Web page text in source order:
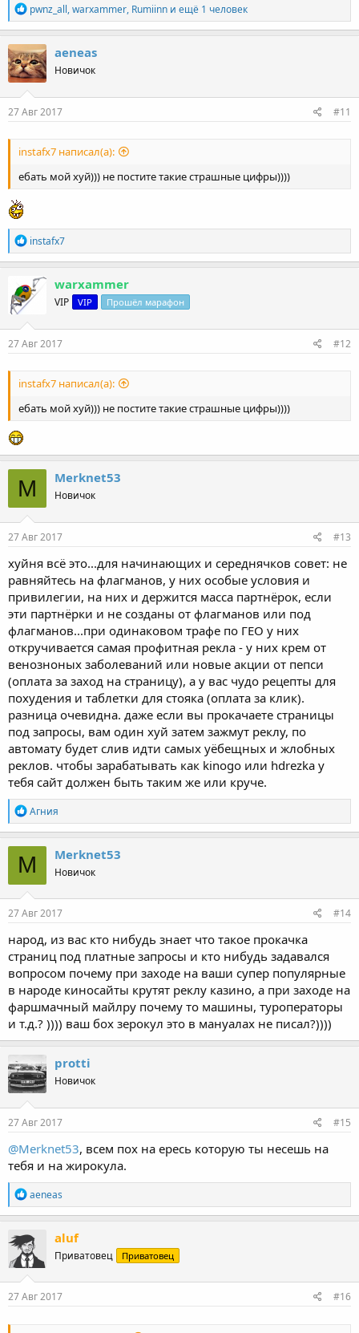
Р
е
а
к
ц
и
и
:
pwnz_all,warxammer, Rumiinn и ещё 1 человек
aeneas
Новичок
27 Авг 2017 #11
instafx7 написал(а):
ебать мой хуй))) не постите такие страшные цифры))))
Р
е
а
к
ц
и
:
instafx7
warxammer
VIP VIP Прошёл марафон
27 Авг 2017 #12
instafx7 написал(а):
ебать мой хуй))) не постите такие страшные цифры))))
M Merknet53
Новичок
27 Авг 2017 #13
хуйня всё это...для начинающих и середнячков совет: не
равняйтесь на флагманов, у них особые условия и
привилегии, на них и держится масса партнёрок, если
эти партнёрки и не созданы от флагманов или под
флагманов...при одинаковом трафе по ГЕО у них
откручивается самая профитная рекла - у них крем от
венозноных заболеваний или новые акции от пепси
(оплата за заход на страницу), а у вас чудо рецепты для
похудения и таблетки для стояка (оплата за клик).
разница очевидна. даже если вы прокачаете страницы
под запросы, вам один хуй затем зажмут реклу, по
автомату будет слив идти самых уёбещных и жлобных
реклов. чтобы зарабатывать как kinogo или hdrezka у
тебя сайт должен быть таким же или круче.
Р
е
а
к
ц
и
и
:
Агния
M Merknet53
Новичок
27 Авг 2017 #14
народ, из вас кто нибудь знает что такое прокачка
страниц под платные запросы и кто нибудь задавался
вопросом почему при заходе на ваши супер популярные
в народе киносайты крутят реклу казино, а при заходе на
фаршмачный майлру почему то машины, туроператоры
и т.д.? )))) ваш бох зерокул это в мануалах не писал?))))
protti
Новичок
27 Авг 2017 #15
@Merknet53, всем пох на ересь которую ты несешь на
тебя и на жирокула.
Р
е
а
к
ц
и
и
:
aeneas
aluf
Приватовец Приватовец
27 Авг 2017 #16